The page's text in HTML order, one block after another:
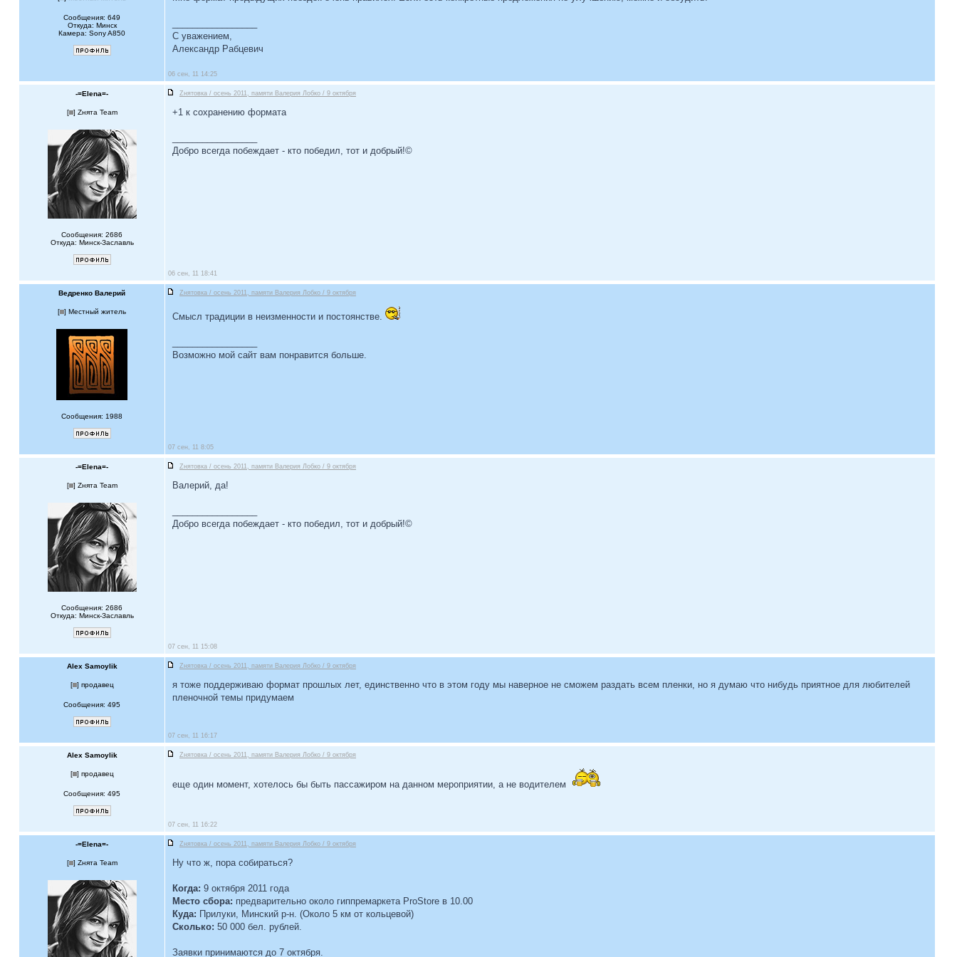
Сообщения: 649
Откуда: Минск
Камера: Sony A850
С уважением,
Александр Рабцевич
06 сен, 11 14:25
-=Elena=- Zнятовка / осень 2011, памяти Валерия Лобко / 9 октября
[ ] Zнята Team
Сообщения: 2686
Откуда: Минск-Заславль
+1 к сохранению формата
Добро всегда побеждает - кто победил, тот и добрый!©
06 сен, 11 18:41
Ведренко Валерий Zнятовка / осень 2011, памяти Валерия Лобко / 9 октября
[ ] Местный житель
Сообщения: 1988
Смысл традиции в неизменности и постоянстве.
Возможно мой сайт вам понравится больше.
07 сен, 11 8:05
-=Elena=- Zнятовка / осень 2011, памяти Валерия Лобко / 9 октября
[ ] Zнята Team
Сообщения: 2686
Откуда: Минск-Заславль
Валерий, да!
Добро всегда побеждает - кто победил, тот и добрый!©
07 сен, 11 15:08
Alex Samoylik Zнятовка / осень 2011, памяти Валерия Лобко / 9 октября
[ ] продавец
Сообщения: 495
я тоже поддерживаю формат прошлых лет, единственно что в этом году мы наверное не сможем раздать всем пленки, но я думаю что нибудь приятное для любителей
пленочной темы придумаем
07 сен, 11 16:17
Alex Samoylik Zнятовка / осень 2011, памяти Валерия Лобко / 9 октября
[ ] продавец
Сообщения: 495
еще один момент, хотелось бы быть пассажиром на данном мероприятии, а не водителем
07 сен, 11 16:22
-=Elena=- Zнятовка / осень 2011, памяти Валерия Лобко / 9 октября
[ ] Zнята Team Ну что ж, пора собираться?
Когда: 9 октября 2011 года
Место сбора: предварительно около гиппремаркета ProStore в 10.00
Куда: Прилуки, Минский р-н. (Около 5 км от кольцевой)
Сколько: 50 000 бел. рублей.
Заявки принимаются до 7 октября.